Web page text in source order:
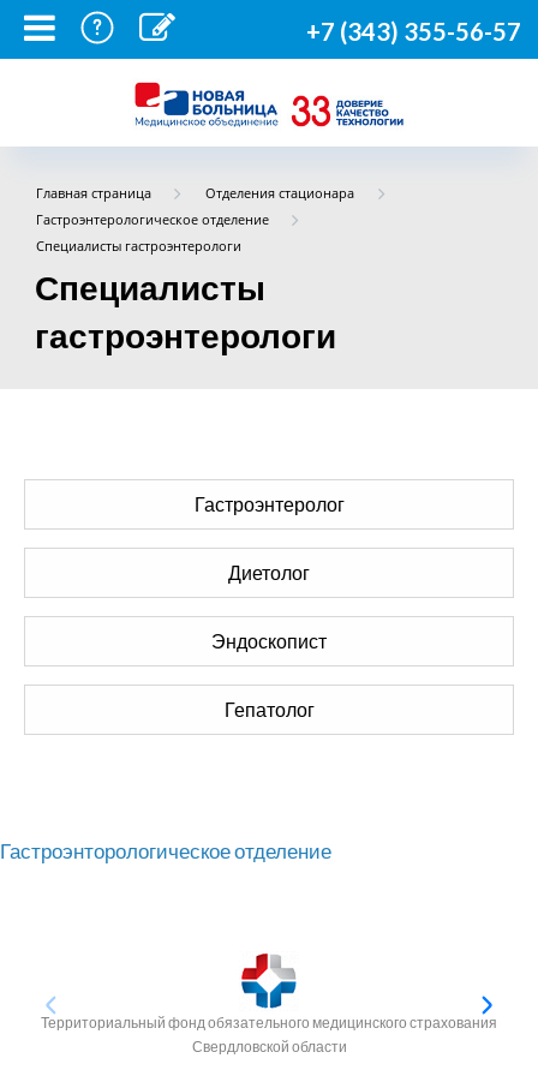
+7 (343) 355-56-57
Главная страница
Отделения стационара
Гастроэнтерологическое отделение
Специалисты гастроэнтерологи
Специалисты
гастроэнтерологи
Гастроэнтеролог
Диетолог
Эндоскопист
Гепатолог
Гастроэнторологическое отделение
Территориальный фонд обязательного медицинского страхования
Свердловской области